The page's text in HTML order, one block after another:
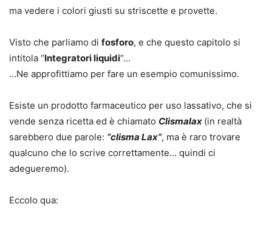
ma vedere i colori giusti su striscette e provette.
Visto che parliamo di fosforo, e che questo capitolo si
intitola “Integratori liquidi“…
…Ne approfittiamo per fare un esempio comunissimo.
Esiste un prodotto farmaceutico per uso lassativo, che si
vende senza ricetta ed è chiamato Clismalax (in realtà
sarebbero due parole: “clisma Lax”, ma è raro trovare
qualcuno che lo scrive correttamente… quindi ci
adegueremo).
Eccolo qua: